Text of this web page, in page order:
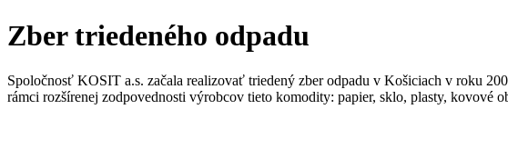
Zber triedeného odpadu
Spoločnosť KOSIT a.s. začala realizovať triedený zber odpadu v Košiciach v roku
rámci rozšírenej zodpovednosti výrobcov tieto komodity: papier, sklo, plasty, kovové